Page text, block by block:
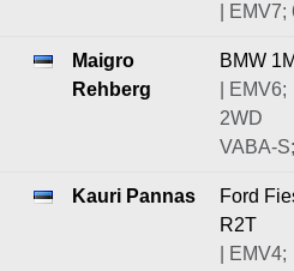
| EMV7;
Maigro
Rehberg
BMW
| EMV6;
2WD
VABA-
Kauri Pannas
Ford
R2T
| EMV4;